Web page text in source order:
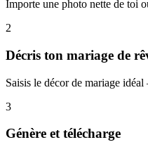
Importe une photo nette de toi
2
Décris ton mariage de
Saisis le décor de mariage
3
Génère et télécharge